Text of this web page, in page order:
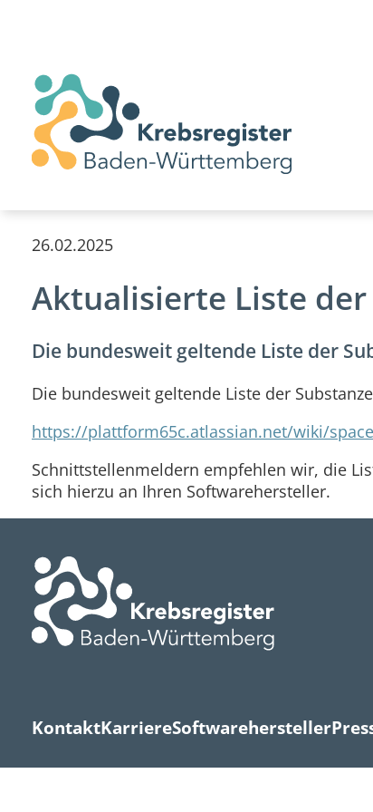
26.02.2025
Aktualisierte Liste der
Die bundesweit geltende Liste der
Die bundesweit geltende Liste der
https://plattform65c.atlassian.net/wiki/
Schnittstellenmeldern empfehlen wir, die
sich hierzu an Ihren Softwarehersteller.
KontaktKarriereSoftwarehersteller